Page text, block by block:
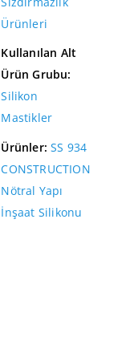
Ürünleri
Kullanılan Alt
Ürün Grubu:
Silikon
Mastikler
Ürünler:SS 934
CONSTRUCTION
Nötral Yapı
İnşaat Silikonu